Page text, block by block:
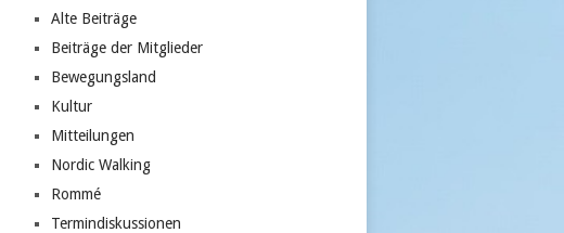
Alte Beiträge
Beiträge der Mitglieder
Bewegungsland
Kultur
Mitteilungen
Nordic Walking
Rommé
Termindiskussionen